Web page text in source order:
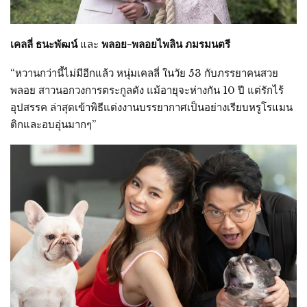
เคลลี่ ธนะพัฒน์ และ พลอย-พลอยไพลิน ภมรมนตรี
“หวานกว่านี้ไม่มีอีกแล้ว หนุ่มเคลลี่ ในวัย 53 กับภรรยาคนสวย
พลอย สาวนอกวงการตระกูลดัง แม้อายุจะห่างกัน 10 ปี แต่รักไร้
อุปสรรค ล่าสุดเข้าพิธีแต่งงานบรรยากาศเป็นอย่างเรียบหรูโรแมน
ติกและอบอุ่นมากๆ”